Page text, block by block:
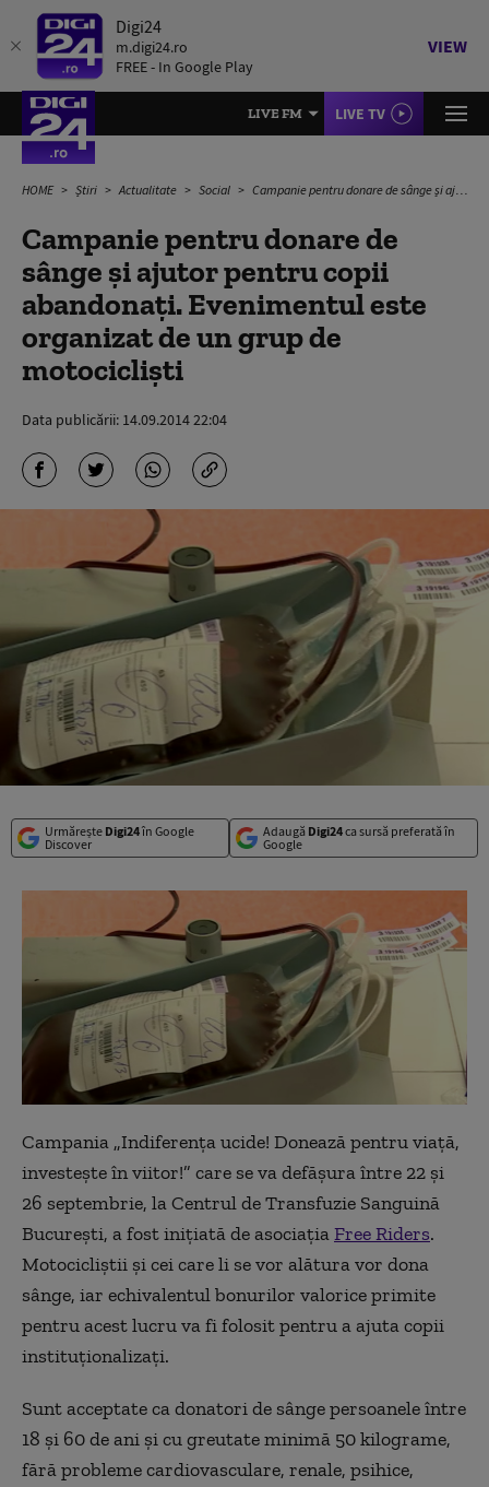
Digi24
m.digi24.ro
FREE - In Google Play
VIEW
LIVE FM LIVE TV
HOME Știri Actualitate Social Campanie pentru donare de sânge și ajutor pentru copii abandonați. Evenimentul este organizat de un grup de motocicliști
Campanie pentru donare de
sânge și ajutor pentru copii
abandonați. Evenimentul este
organizat de un grup de
motocicliști
Data publicării: 14.09.2014 22:04
Urmărește Digi24în Google
Discover
Adaugă Digi24ca sursă preferată în
Google
Campania „Indiferența ucide! Donează pentru viață,
investește în viitor!” care se va defășura între 22 și
26 septembrie, la Centrul de Transfuzie Sanguină
București, a fost inițiată de asociațiaFree Riders.
Motocicliștii și cei care li se vor alătura vor dona
sânge, iar echivalentul bonurilor valorice primite
pentru acest lucru va fi folosit pentru a ajuta copii
instituționalizați.
Sunt acceptate ca donatori de sânge persoanele între
18 și 60 de ani și cu greutate minimă 50 kilograme,
fără probleme cardiovasculare, renale, psihice,